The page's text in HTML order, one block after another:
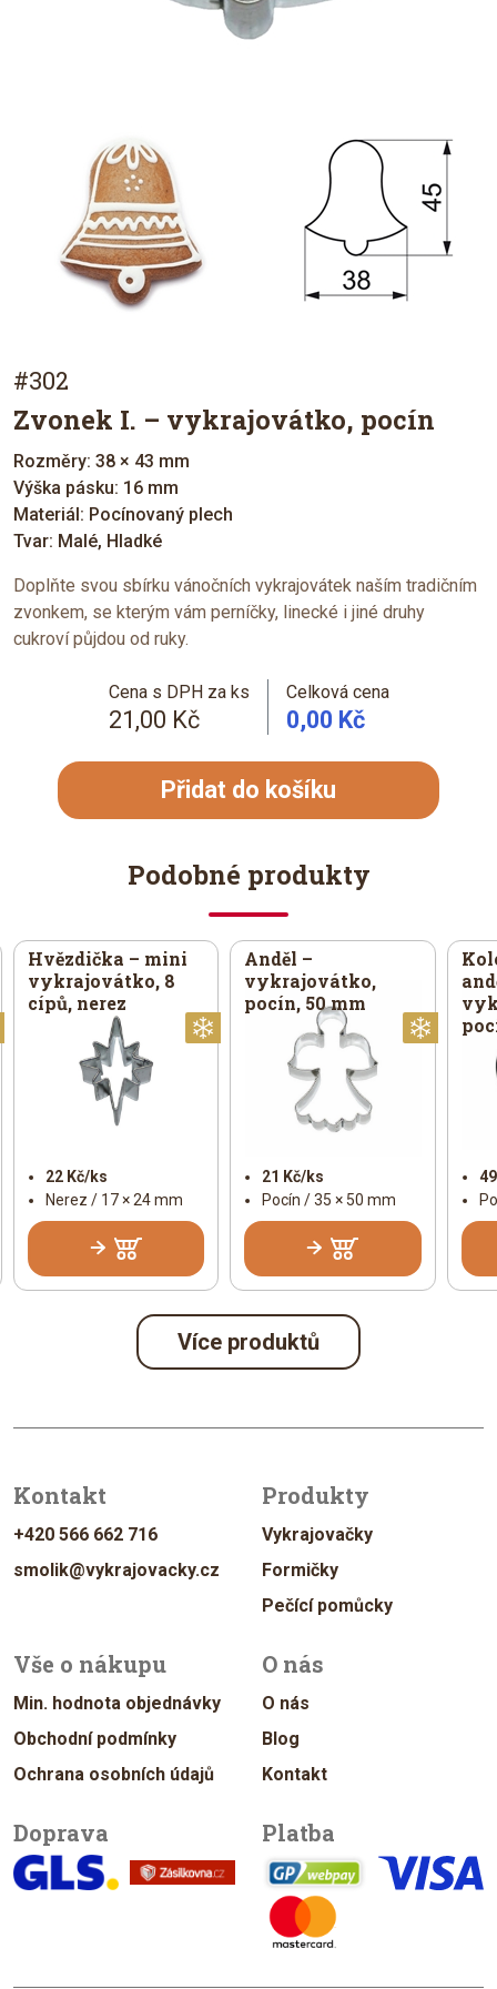
#302
Zvonek I. – vykrajovátko, pocín
Rozměry: 38 × 43 mm
Výška pásku: 16 mm
Materiál: Pocínovaný plech
Tvar: Malé, Hladké
Doplňte svou sbírku vánočních vykrajovátek naším tradičním
zvonkem, se kterým vám perníčky, linecké i jiné druhy
cukroví půjdou od ruky.
Cena s DPH za ks
21,00 Kč
Celková cena
0,00 Kč
Přidat do košíku
Podobné produkty
Hvězdička – mini
vykrajovátko, 8
cípů, nerez
22 Kč/ks
Nerez / 17 × 24 mm
Anděl –
vykrajovátko,
pocín, 50 mm
21 Kč/ks
Pocín / 35 × 50 mm
Více produktů
Kontakt
+420 566 662 716
smolik@vykrajovacky.cz
Produkty
Vykrajovačky
Formičky
Pečící pomůcky
Vše o nákupu
Min. hodnota objednávky
Obchodní podmínky
Ochrana osobních údajů
O nás
O nás
Blog
Kontakt
Doprava Platba